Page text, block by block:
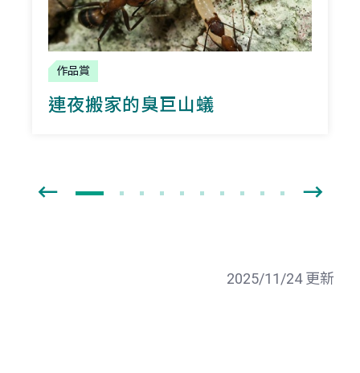
作品賞
連夜搬家的臭巨山蟻
2025/11/24 更新